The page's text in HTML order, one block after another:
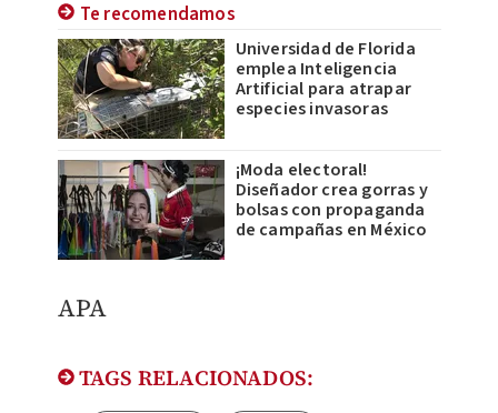
Te recomendamos
Universidad de Florida
emplea Inteligencia
Artificial para atrapar
especies invasoras
¡Moda electoral!
Diseñador crea gorras y
bolsas con propaganda
de campañas en México
APA
TAGS RELACIONADOS: